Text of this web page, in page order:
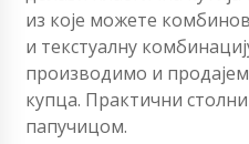
из које можете
и текстуалну
производимо и
купца. Практични
папучицом.